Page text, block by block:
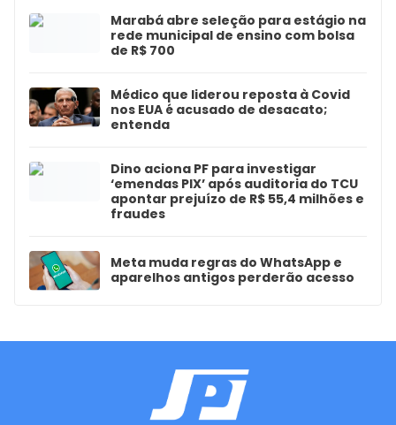
Marabá abre seleção para estágio na
rede municipal de ensino com bolsa
de R$ 700
Médico que liderou reposta à Covid
nos EUA é acusado de desacato;
entenda
Dino aciona PF para investigar
‘emendas PIX’ após auditoria do TCU
apontar prejuízo de R$ 55,4 milhões e
fraudes
Meta muda regras do WhatsApp e
aparelhos antigos perderão acesso